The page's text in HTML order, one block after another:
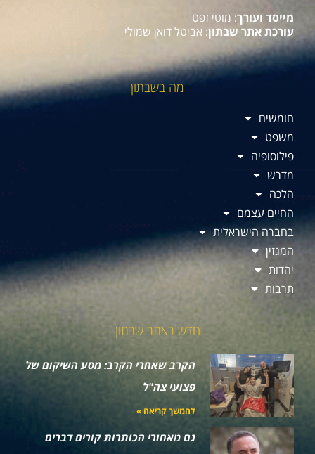
מייסד ועורך: מוטי זפט
עורכת אתר שבתון: אביטל דואן שמולי
מה בשבתון
חומשים
משפט
פילוסופיה
מדרש
הלכה
החיים עצמם
בחברה הישראלית
המגזין
יהדות
תרבות
חדש באתר שבתון
הקרב שאחרי הקרב: מסע השיקום של
פצועי צה"ל
להמשך קריאה »
גם מאחורי הכותרות קורים דברים